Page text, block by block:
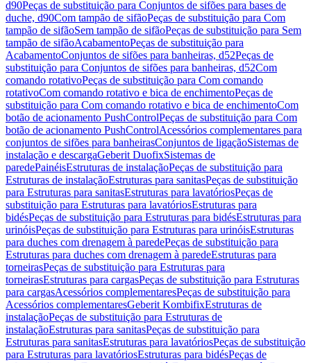
d90Peças de substituição para Conjuntos de sifões para bases de
duche, d90Com tampão de sifãoPeças de substituição para Com
tampão de sifãoSem tampão de sifãoPeças de substituição para Sem
tampão de sifãoAcabamentoPeças de substituição para
AcabamentoConjuntos de sifões para banheiras, d52Peças de
substituição para Conjuntos de sifões para banheiras, d52Com
comando rotativoPeças de substituição para Com comando
rotativoCom comando rotativo e bica de enchimentoPeças de
substituição para Com comando rotativo e bica de enchimentoCom
botão de acionamento PushControlPeças de substituição para Com
botão de acionamento PushControlAcessórios complementares para
conjuntos de sifões para banheirasConjuntos de ligaçãoSistemas de
instalação e descargaGeberit DuofixSistemas de
paredePainéisEstruturas de instalaçãoPeças de substituição para
Estruturas de instalaçãoEstruturas para sanitasPeças de substituição
para Estruturas para sanitasEstruturas para lavatóriosPeças de
substituição para Estruturas para lavatóriosEstruturas para
bidésPeças de substituição para Estruturas para bidésEstruturas para
urinóisPeças de substituição para Estruturas para urinóisEstruturas
para duches com drenagem à paredePeças de substituição para
Estruturas para duches com drenagem à paredeEstruturas para
torneirasPeças de substituição para Estruturas para
torneirasEstruturas para cargasPeças de substituição para Estruturas
para cargasAcessórios complementaresPeças de substituição para
Acessórios complementaresGeberit KombifixEstruturas de
instalaçãoPeças de substituição para Estruturas de
instalaçãoEstruturas para sanitasPeças de substituição para
Estruturas para sanitasEstruturas para lavatóriosPeças de substituição
para Estruturas para lavatóriosEstruturas para bidésPeças de